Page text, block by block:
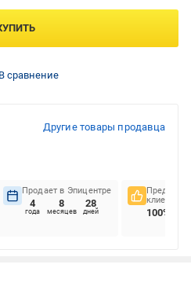
В сравнение
Другие товары продавца
Продает в Эпицентре
4
года
8
месяцев
28
дней
клиентов
100%